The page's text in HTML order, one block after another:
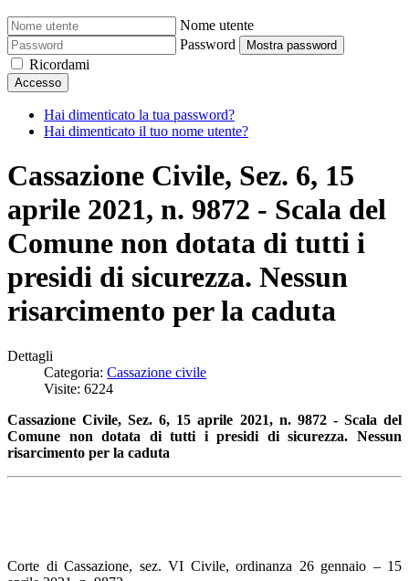
Nome utente
Password
Mostra password
Ricordami
Accesso
Hai dimenticato la tua password?
Hai dimenticato il tuo nome utente?
Cassazione Civile, Sez. 6, 15
aprile 2021, n. 9872 - Scala del
Comune non dotata di tutti i
presidi di sicurezza. Nessun
risarcimento per la caduta
Dettagli
Categoria: Cassazione civile
Visite: 6224
Cassazione Civile, Sez. 6, 15 aprile 2021, n. 9872 - Scala del
Comune non dotata di tutti i presidi di sicurezza. Nessun
risarcimento per la caduta
Corte di Cassazione, sez. VI Civile, ordinanza 26 gennaio – 15